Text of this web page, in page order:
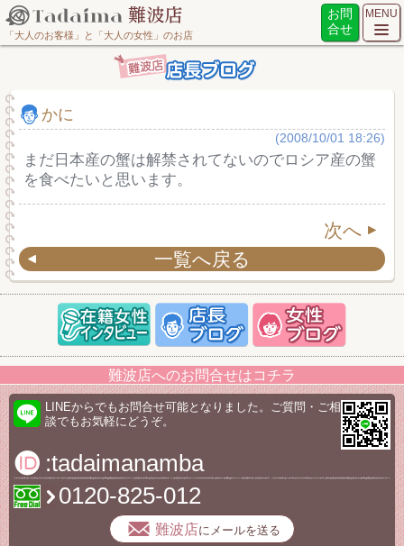
「大人のお客様」と「大人の女性」のお店
お問
合せ
MENU
かに
(2008/10/01 18:26)
まだ日本産の蟹は解禁されてないのでロシア産の蟹
を食べたいと思います。
次へ
一覧へ戻る
難波店へのお問合せはコチラ
LINEからでもお問合せ可能となりました。ご質問・ご相
談でもお気軽にどうぞ。
:tadaimanamba
0120-825-012
難波店にメールを送る